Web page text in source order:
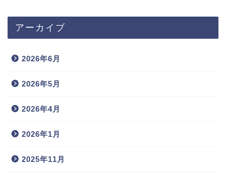
アーカイブ
2026年6月
2026年5月
2026年4月
2026年1月
2025年11月